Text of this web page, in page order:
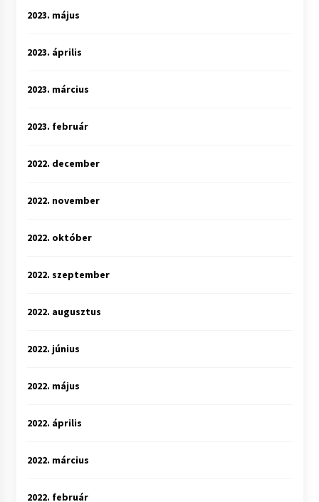
2023. május
2023. április
2023. március
2023. február
2022. december
2022. november
2022. október
2022. szeptember
2022. augusztus
2022. június
2022. május
2022. április
2022. március
2022. február